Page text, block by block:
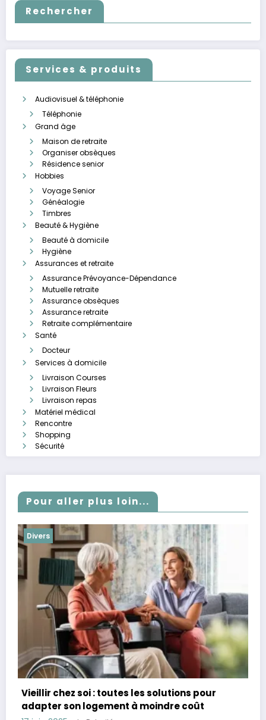
Rechercher
Services & produits
Audiovisuel & téléphonie
Téléphonie
Grand âge
Maison de retraite
Organiser obsèques
Résidence senior
Hobbies
Voyage Senior
Généalogie
Timbres
Beauté & Hygiène
Beauté à domicile
Hygiène
Assurances et retraite
Assurance Prévoyance-Dépendance
Mutuelle retraite
Assurance obsèques
Assurance retraite
Retraite complémentaire
Santé
Docteur
Services à domicile
Livraison Courses
Livraison Fleurs
Livraison repas
Matériel médical
Rencontre
Shopping
Sécurité
Pour aller plus loin...
Divers
Combien avoir de côté à 60 ans : Guide pour
assurer sa retraite et sa sécurité financière